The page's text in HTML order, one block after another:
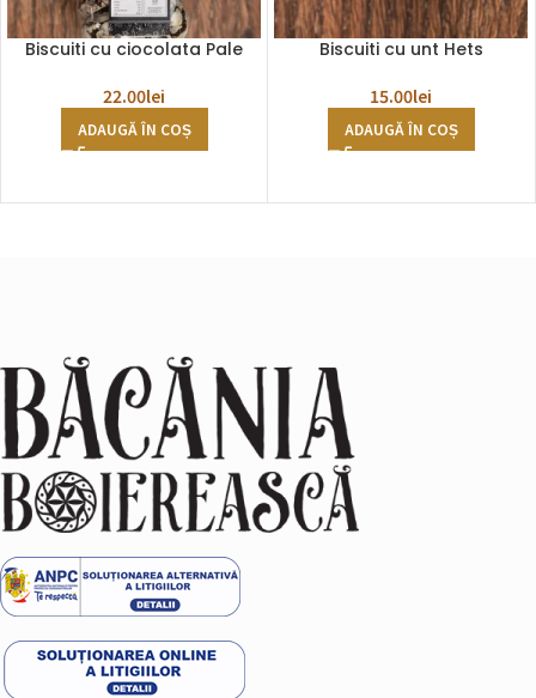
Biscuiti cu ciocolata Pale
22.00lei
ADAUGĂ ÎN COȘ
Biscuiti cu unt Hets
15.00lei
ADAUGĂ ÎN COȘ